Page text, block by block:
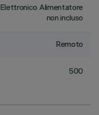
Elettronico Alimentatore
non incluso
Remoto
500